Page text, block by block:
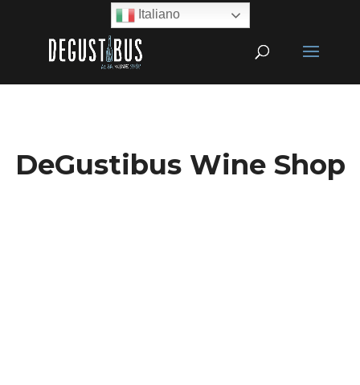
DeGustibus Wine Shop
Italiano